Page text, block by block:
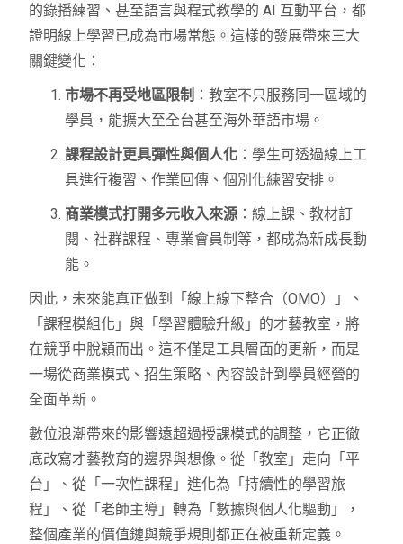
的錄播練習、甚至語言與程式教學的 AI 互動平台，都
證明線上學習已成為市場常態。這樣的發展帶來三大
關鍵變化：
市場不再受地區限制 ：教室不只服務同一區域的
學員，能擴大至全台甚至海外華語市場。
課程設計更具彈性與個人化 ：學生可透過線上工
具進行複習、作業回傳、個別化練習安排。
商業模式打開多元收入來源 ：線上課、教材訂
閱、社群課程、專業會員制等，都成為新成長動
能。
因此，未來能真正做到「線上線下整合（OMO）」、
「課程模組化」與「學習體驗升級」的才藝教室，將
在競爭中脫穎而出。這不僅是工具層面的更新，而是
一場從商業模式、招生策略、內容設計到學員經營的
全面革新。
數位浪潮帶來的影響遠超過授課模式的調整，它正徹
底改寫才藝教育的邊界與想像。從「教室」走向「平
台」、從「一次性課程」進化為「持續性的學習旅
程」、從「老師主導」轉為「數據與個人化驅動」，
整個產業的價值鏈與競爭規則都正在被重新定義。